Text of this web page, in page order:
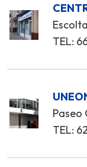
TEL:
Paseo
TEL: